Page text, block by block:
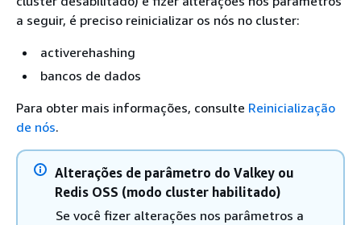
a seguir, é preciso reinicializar os nós no cluster:
activerehashing
bancos de dados
Para obter mais informações, consulte Reinicialização
de nós.
Alterações de parâmetro do Valkey ou
Redis OSS (modo cluster habilitado)
Se você fizer alterações nos parâmetros a